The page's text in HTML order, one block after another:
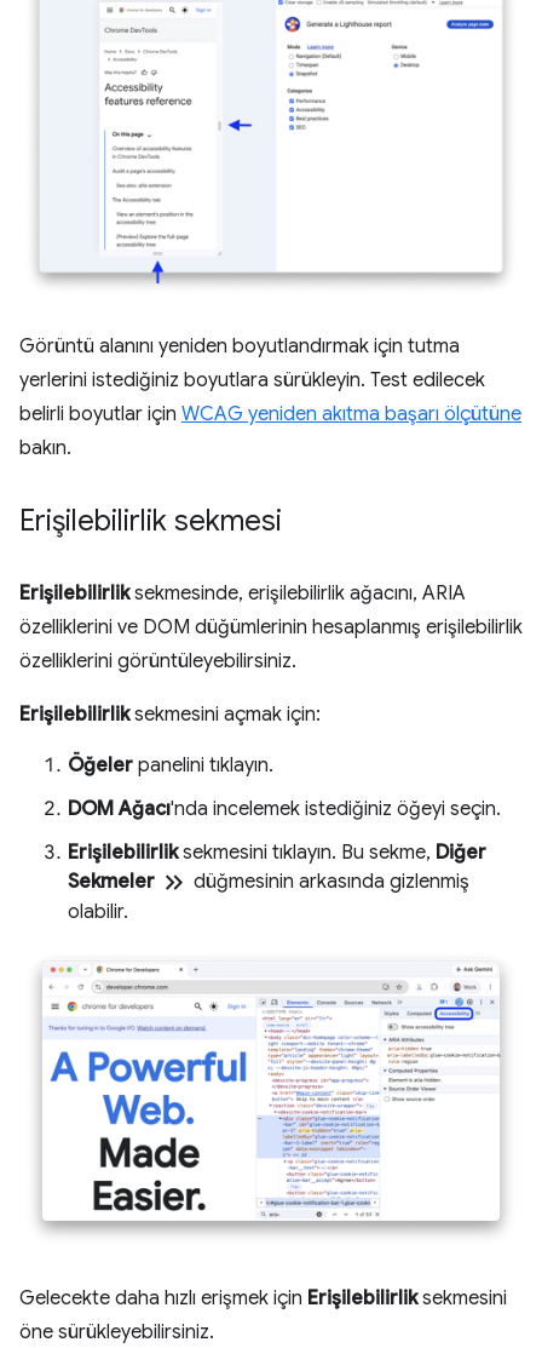
Görüntü alanını yeniden boyutlandırmak için tutma
yerlerini istediğiniz boyutlara sürükleyin. Test edilecek
belirli boyutlar için WCAG yeniden akıtma başarı ölçütüne
bakın.
Erişilebilirlik sekmesi
Erişilebilirliksekmesinde, erişilebilirlik ağacını, ARIA
özelliklerini ve DOM düğümlerinin hesaplanmış erişilebilirlik
özelliklerini görüntüleyebilirsiniz.
Erişilebilirliksekmesini açmak için:
Öğeler panelini tıklayın.
DOM Ağacı'nda incelemek istediğiniz öğeyi seçin.
Erişilebilirliksekmesini tıklayın. Bu sekme, Diğer
Sekmeler keyboard_double_arrow_right düğmesinin arkasında gizlenmiş
olabilir.
Gelecekte daha hızlı erişmek için Erişilebilirliksekmesini
öne sürükleyebilirsiniz.